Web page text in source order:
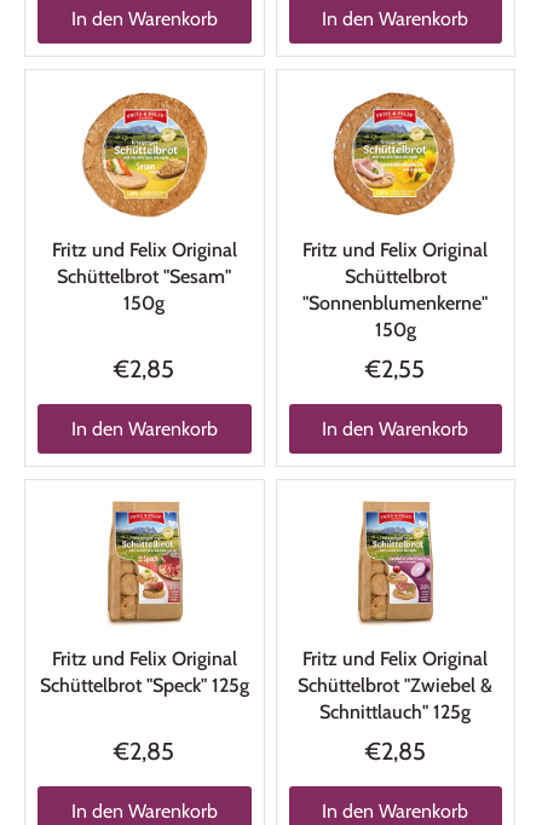
In den Warenkorb In den Warenkorb
Fritz und Felix Original
Schüttelbrot "Sesam"
150g
€2,85
In den Warenkorb
Fritz und Felix Original
Schüttelbrot
"Sonnenblumenkerne"
150g
€2,55
In den Warenkorb
Fritz und Felix Original
Schüttelbrot "Speck" 125g
€2,85
In den Warenkorb
Fritz und Felix Original
Schüttelbrot "Zwiebel &
Schnittlauch" 125g
€2,85
In den Warenkorb